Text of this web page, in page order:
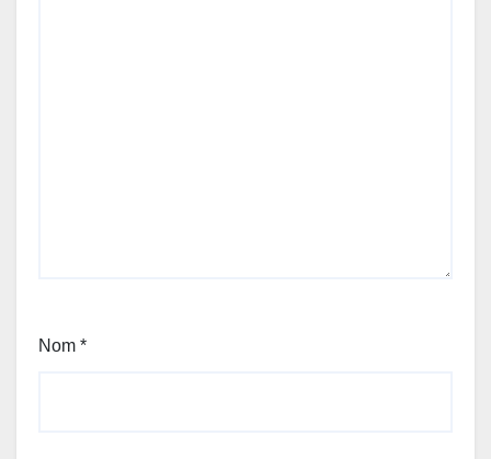
Nom *